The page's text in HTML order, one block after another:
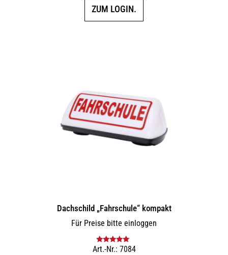
ZUM LOGIN.
Dachschild „Fahrschule“ kompakt
Für Preise bitte einloggen
Bewertet mit
Art.-Nr.: 7084